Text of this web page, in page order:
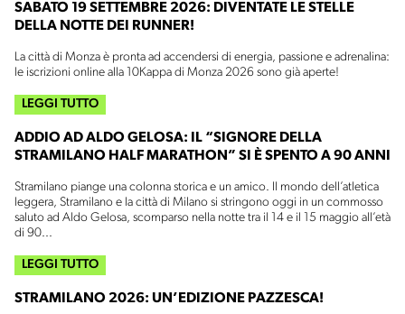
SABATO 19 SETTEMBRE 2026: DIVENTATE LE STELLE
DELLA NOTTE DEI RUNNER!
La città di Monza è pronta ad accendersi di energia, passione e adrenalina:
le iscrizioni online alla 10Kappa di Monza 2026 sono già aperte!
LEGGI TUTTO
ADDIO AD ALDO GELOSA: IL “SIGNORE DELLA
STRAMILANO HALF MARATHON” SI È SPENTO A 90 ANNI
Stramilano piange una colonna storica e un amico. Il mondo dell’atletica
leggera, Stramilano e la città di Milano si stringono oggi in un commosso
saluto ad Aldo Gelosa, scomparso nella notte tra il 14 e il 15 maggio all’età
di 90...
LEGGI TUTTO
STRAMILANO 2026: UN’EDIZIONE PAZZESCA!